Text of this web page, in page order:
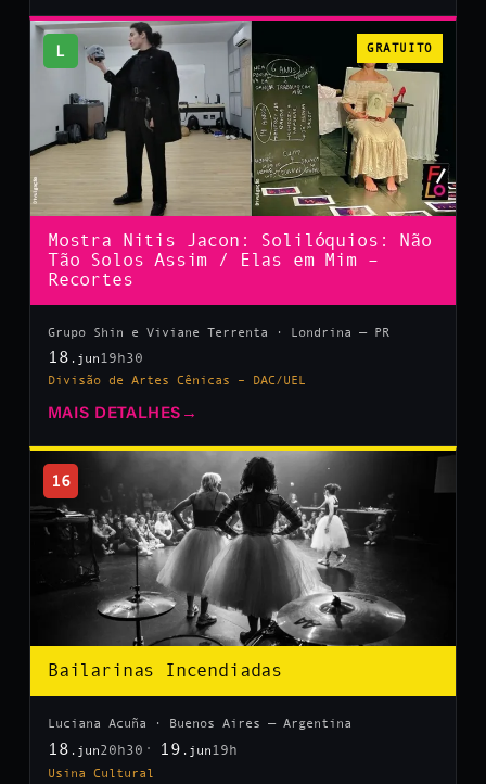
L GRATUITO
Mostra Nitis Jacon: Solilóquios: Não
Tão Solos Assim / Elas em Mim –
Recortes
Grupo Shin e Viviane Terrenta · Londrina — PR
18 .jun 19h30
Divisão de Artes Cênicas – DAC/UEL
MAIS DETALHES →
16
Bailarinas Incendiadas
Luciana Acuña · Buenos Aires — Argentina
18 .jun20h30 19 .jun 19h
Usina Cultural